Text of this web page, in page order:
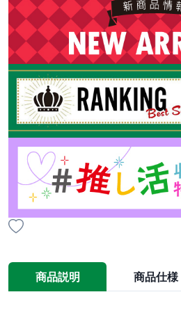
商品説明 商品仕様